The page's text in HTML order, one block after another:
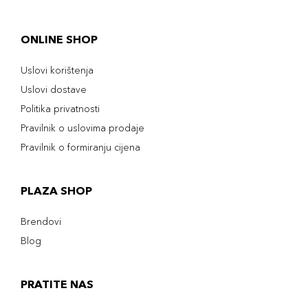
ONLINE SHOP
Uslovi korištenja
Uslovi dostave
Politika privatnosti
Pravilnik o uslovima prodaje
Pravilnik o formiranju cijena
PLAZA SHOP
Brendovi
Blog
PRATITE NAS